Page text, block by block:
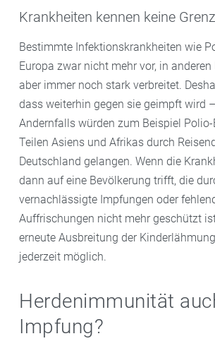
Krankheiten kennen keine
Bestimmte Infektionskrankheiten wie
Europa zwar nicht mehr vor, in
aber immer noch stark verbreitet.
dass weiterhin gegen sie geimpft wird
Andernfalls würden zum Beispiel Polio-
Teilen Asiens und Afrikas durch
Deutschland gelangen. Wenn die
dann auf eine Bevölkerung trifft, die
vernachlässigte Impfungen oder
Auffrischungen nicht mehr geschützt
erneute Ausbreitung der
jederzeit möglich.
Herdenimmunität
Impfung?